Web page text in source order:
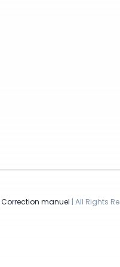
Correction manuel | All Rights